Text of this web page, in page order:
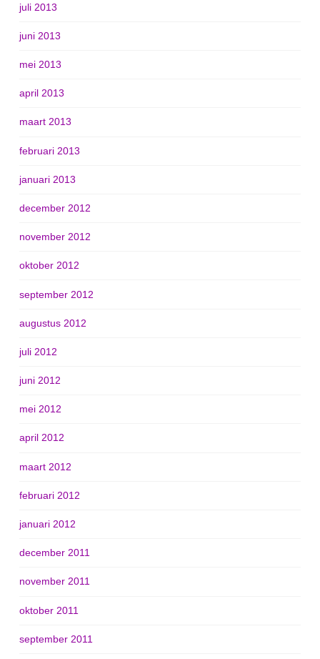
juli 2013
juni 2013
mei 2013
april 2013
maart 2013
februari 2013
januari 2013
december 2012
november 2012
oktober 2012
september 2012
augustus 2012
juli 2012
juni 2012
mei 2012
april 2012
maart 2012
februari 2012
januari 2012
december 2011
november 2011
oktober 2011
september 2011